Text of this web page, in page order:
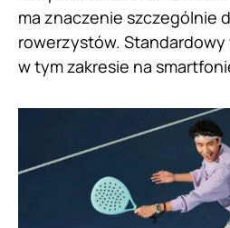
ma znaczenie szczególnie
rowerzystów.
w tym zakresie na